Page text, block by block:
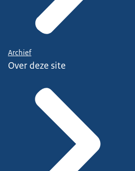
Archief
Over deze site